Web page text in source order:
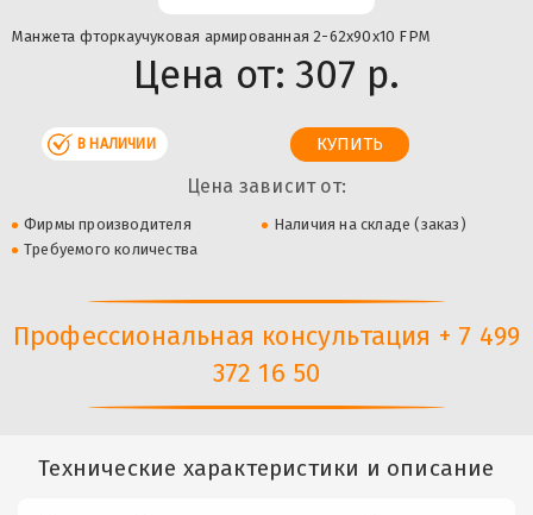
Манжета фторкаучуковая армированная 2-62х90х10 FPM
Цена от: 307 р.
В НАЛИЧИИ
Цена зависит от:
Фирмы производителя
Наличия на складе (заказ)
Требуемого количества
Профессиональная консультация + 7 499
372 16 50
Технические характеристики и описание